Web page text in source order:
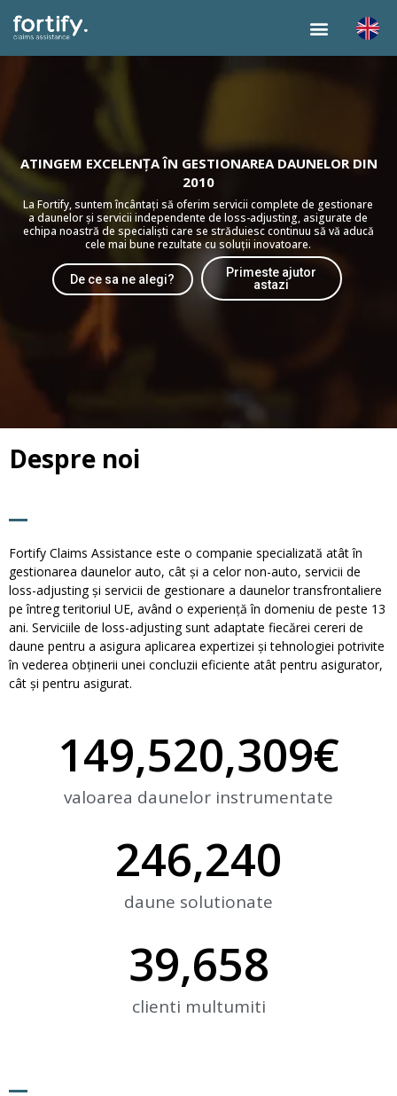
ATINGEM EXCELENȚA ÎN GESTIONAREA DAUNELOR DIN
2010
La Fortify, suntem încântați să oferim servicii complete de gestionare
a daunelor și servicii independente de loss-adjusting, asigurate de
echipa noastră de specialiști care se străduiesc continuu să vă aducă
cele mai bune rezultate cu soluții inovatoare.
De ce sa ne alegi?
Primeste ajutor
astazi
Despre noi
Fortify Claims Assistance este o companie specializată atât în
gestionarea daunelor auto, cât și a celor non-auto, servicii de
loss-adjusting și servicii de gestionare a daunelor transfrontaliere
pe întreg teritoriul UE, având o experiență în domeniu de peste 13
ani. Serviciile de loss-adjusting sunt adaptate fiecărei cereri de
daune pentru a asigura aplicarea expertizei și tehnologiei potrivite
în vederea obținerii unei concluzii eficiente atât pentru asigurator,
cât și pentru asigurat.
149,520,309€
valoarea daunelor instrumentate
246,240
daune solutionate
39,658
clienti multumiti